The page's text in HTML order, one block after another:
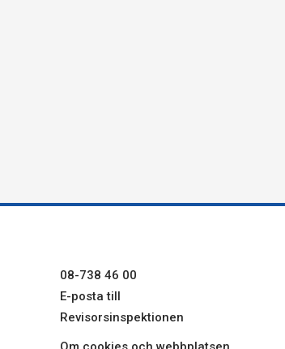
08-738 46 00
E-posta till
Revisorsinspektionen